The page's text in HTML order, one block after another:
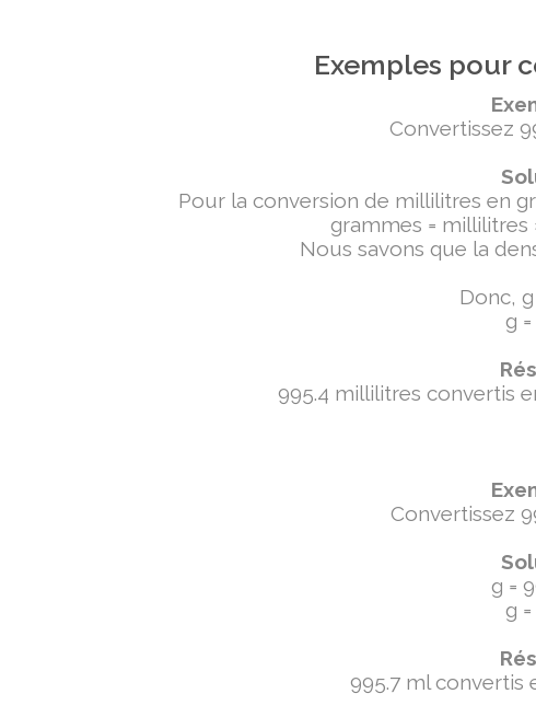
Exemples pour
Convertissez
Pour la conversion de millilitres en
grammes =
Nous savons que la
Donc, g
g
995.4 millilitres convertis
Convertissez
g =
g
995.7 ml convertis